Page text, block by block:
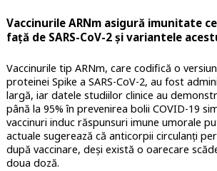
Vaccinurile ARNm asigură imunitate
față de SARS-CoV-2 și variantele
Vaccinurile tip ARNm, care codifică o
proteinei Spike a SARS-CoV-2, au fost
largă, iar datele studiilor clinice au
până la 95% în prevenirea bolii COVID-19
vaccinuri induc răspunsuri imune umorale
actuale sugerează că anticorpii circulanți
după vaccinare, deși există o oarecare
doua doză.